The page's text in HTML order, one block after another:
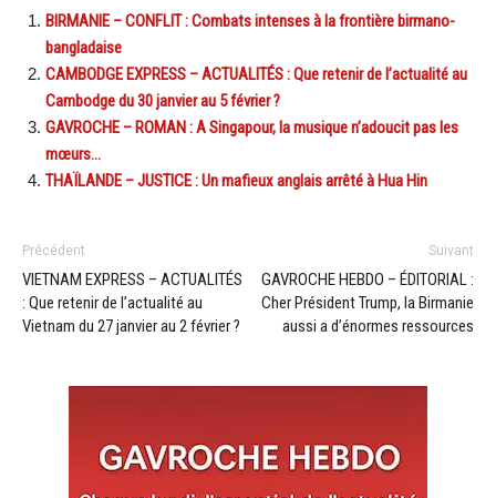
BIRMANIE – CONFLIT : Combats intenses à la frontière birmano-
bangladaise
CAMBODGE EXPRESS – ACTUALITÉS : Que retenir de l’actualité au
Cambodge du 30 janvier au 5 février ?
GAVROCHE – ROMAN : A Singapour, la musique n’adoucit pas les
mœurs…
THAÏLANDE – JUSTICE : Un mafieux anglais arrêté à Hua Hin
Précédent
VIETNAM EXPRESS – ACTUALITÉS
: Que retenir de l’actualité au
Vietnam du 27 janvier au 2 février ?
Suivant
GAVROCHE HEBDO – ÉDITORIAL :
Cher Président Trump, la Birmanie
aussi a d’énormes ressources